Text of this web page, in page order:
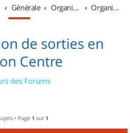
Générale Organisation de sorties & Recherche de partenaires Organisation de sorties en région Centre
de sorties en
Centre
des Forums
• Page 1 sur 1